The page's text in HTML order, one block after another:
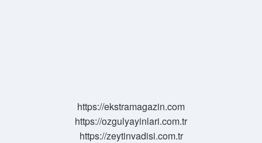
https://ekstramagazin.com
https://ozgulyayinlari.com.tr
https://zeytinvadisi.com.tr